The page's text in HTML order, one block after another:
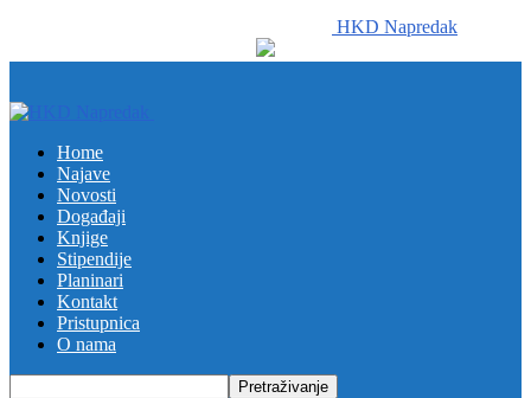
HKD Napredak
Home
Najave
Novosti
Događaji
Knjige
Stipendije
Planinari
Kontakt
Pristupnica
O nama